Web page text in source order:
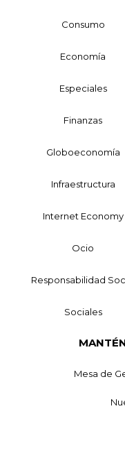
Consumo
Economía
Especiales
Finanzas
Globoeconomía
Infraestructura
Internet Economy
Ocio
Responsabilidad
Sociales
Mesa de